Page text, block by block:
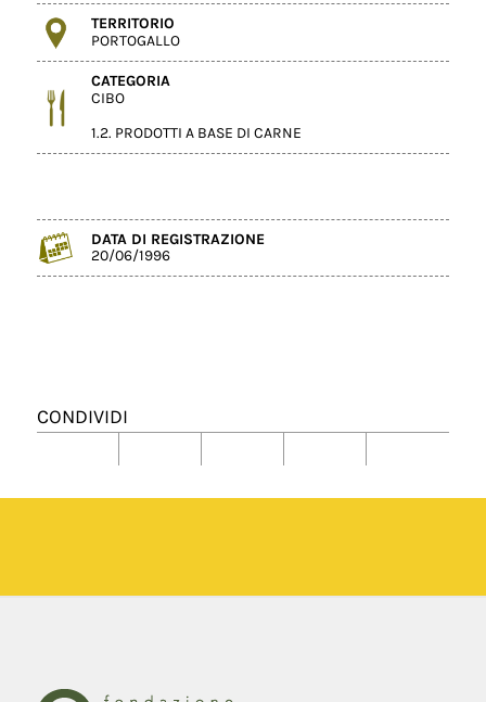
TERRITORIO
PORTOGALLO
CATEGORIA
CIBO
1.2. PRODOTTI A BASE DI CARNE
DATA DI REGISTRAZIONE
20/06/1996
CONDIVIDI